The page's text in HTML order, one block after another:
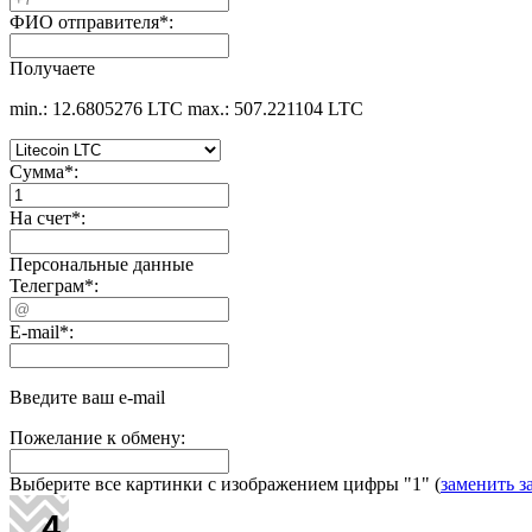
ФИО отправителя*:
Получаете
min.: 12.6805276 LTC max.: 507.221104 LTC
Сумма*:
На счет*:
Персональные данные
Телеграм*:
E-mail*:
Введите ваш e-mail
Пожелание к обмену:
Выберите все картинки с изображением цифры "1" (заменить